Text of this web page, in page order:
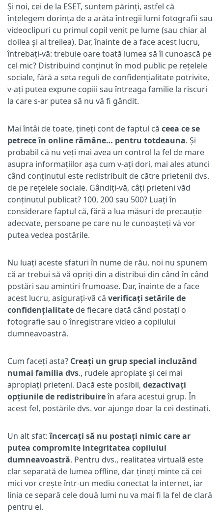
Și noi, cei de la ESET, suntem părinți, astfel că
înțelegem dorința de a arăta întregii lumi fotografii sau
videoclipuri cu primul copil venit pe lume (sau chiar al
doilea și al treilea). Dar, înainte de a face acest lucru,
întrebați-vă: trebuie oare toată lumea să îl cunoască pe
cel mic? Distribuind conținut în mod public pe rețelele
sociale, fără a seta reguli de confidențialitate potrivite,
v-ați putea expune copiii sau întreaga familie la riscuri
la care s-ar putea să nu vă fi gândit.
Mai întâi de toate, țineți cont de faptul că ceea ce se
petrece în online rămâne… pentru totdeauna. Și
probabil că nu veți mai avea un control la fel de mare
asupra informațiilor așa cum v-ați dori, mai ales atunci
când conținutul este redistribuit de către prietenii dvs.
de pe rețelele sociale. Gândiți-vă, câți prieteni văd
conținutul publicat? 100, 200 sau 500? Luați în
considerare faptul că, fără a lua măsuri de precauție
adecvate, persoane pe care nu le cunoașteți vă vor
putea vedea postările.
Nu luați aceste sfaturi în nume de rău, noi nu spunem
că ar trebui să vă opriți din a distribui din când în când
postări sau amintiri frumoase. Dar, înainte de a face
acest lucru, asigurați-vă că verificați setările de
confidențialitate de fiecare dată când postați o
fotografie sau o înregistrare video a copilului
dumneavoastră.
Cum faceți asta? Creați un grup special incluzând
numai familia dvs., rudele apropiate și cei mai
apropiați prieteni. Dacă este posibil, dezactivați
opțiunile de redistribuireîn afara acestui grup. În
acest fel, postările dvs. vor ajunge doar la cei destinați.
Un alt sfat:încercați să nu postați nimic care ar
putea compromite integritatea copilului
dumneavoastră. Pentru dvs., realitatea virtuală este
clar separată de lumea offline, dar țineți minte că cei
mici vor crește într-un mediu conectat la internet, iar
linia ce separă cele două lumi nu va mai fi la fel de clară
pentru ei.